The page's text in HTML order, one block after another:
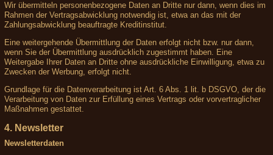
Wir übermitteln personenbezogene Daten an Dritte nur dann, wenn dies im
Rahmen der Vertragsabwicklung notwendig ist, etwa an das mit der
Zahlungsabwicklung beauftragte Kreditinstitut.
Eine weitergehende Übermittlung der Daten erfolgt nicht bzw. nur dann,
wenn Sie der Übermittlung ausdrücklich zugestimmt haben. Eine
Weitergabe Ihrer Daten an Dritte ohne ausdrückliche Einwilligung, etwa zu
Zwecken der Werbung, erfolgt nicht.
Grundlage für die Datenverarbeitung ist Art. 6 Abs. 1 lit. b DSGVO, der die
Verarbeitung von Daten zur Erfüllung eines Vertrags oder vorvertraglicher
Maßnahmen gestattet.
4. Newsletter
Newsletterdaten